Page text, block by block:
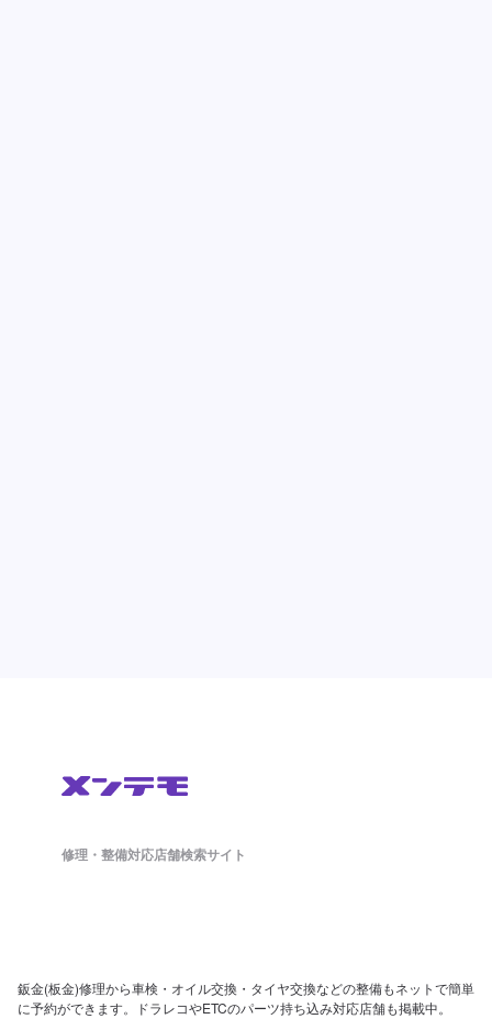
修理・整備対応店舗検索サイト
鈑金(板金)修理から車検・オイル交換・タイヤ交換などの整備もネットで簡単
に予約ができます。ドラレコやETCのパーツ持ち込み対応店舗も掲載中。